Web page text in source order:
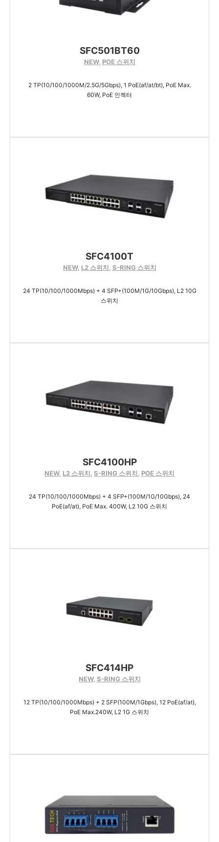
SFC501BT60
NEW, POE 스위치
2 TP(10/100/1000M/2.5G/5Gbps), 1 PoE(af/at/bt), PoE Max.
60W, PoE 인젝터
SFC4100T
NEW, L2 스위치, S-RING 스위치
24 TP(10/100/1000Mbps) + 4 SFP+(100M/1G/10Gbps), L2 10G
스위치
SFC4100HP
NEW, L2 스위치, S-RING 스위치, POE 스위치
24 TP(10/100/1000Mbps) + 4 SFP+(100M/1G/10Gbps), 24
PoE(af/at), PoE Max. 400W, L2 10G 스위치
SFC414HP
NEW, S-RING 스위치
12 TP(10/100/1000Mbps) + 2 SFP(100M/1Gbps), 12 PoE(af/at),
PoE Max.240W, L2 1G 스위치